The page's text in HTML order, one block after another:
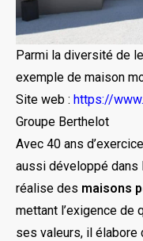
Parmi la diversité de
exemple de maison
Site web : https://
Groupe Berthelot
Avec 40 ans
aussi développé
réalise des maisons
mettant l’exigence de
ses valeurs, il élabore